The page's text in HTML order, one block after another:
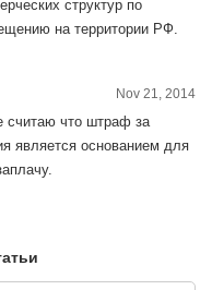
структур по
на территории РФ.
Nov 21, 2014
считаю что штраф за
является основанием для